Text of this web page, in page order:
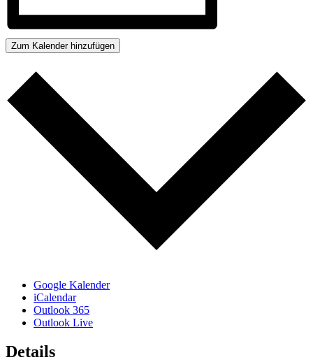
Zum Kalender hinzufügen
Google Kalender
iCalendar
Outlook 365
Outlook Live
Details